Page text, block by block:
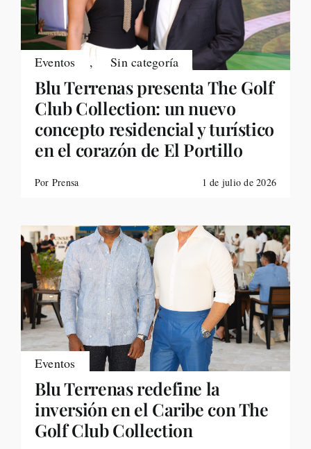
Eventos , Sin categoría
Blu Terrenas presenta The Golf
Club Collection: un nuevo
concepto residencial y turístico
en el corazón de El Portillo
Por Prensa 1 de julio de 2026
Eventos
Blu Terrenas redefine la
inversión en el Caribe con The
Golf Club Collection